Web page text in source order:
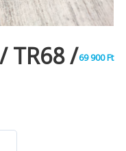
TR68 /69 900Ft